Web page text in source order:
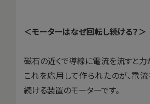
＜モーターはなぜ回転し続ける？＞
磁石の近くで導線に電流を流すと力
これを応用して作られたのが、電
続ける装置のモーターです。